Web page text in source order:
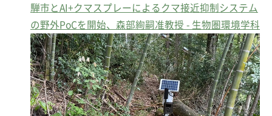
騨市とAI+クマスプレーによるクマ接近抑制システム
の野外PoCを開始、森部絢嗣准教授 - 生物圏環境学科